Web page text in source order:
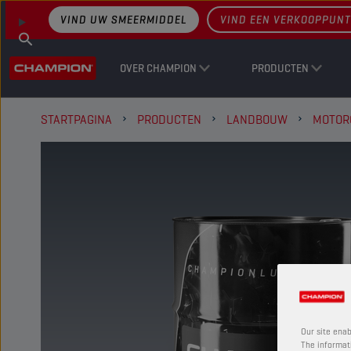
OVER CHAMPION PRODUCTEN
VIND UW SMEERMIDDEL VIND EEN VERKOOPPUNT
STARTPAGINA PRODUCTEN LANDBOUW
Our site
The